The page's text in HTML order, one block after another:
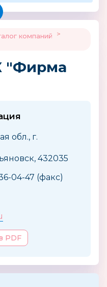
компаний
>
"Фирма
обл., г.
432035
04-47 (факс)
PDF